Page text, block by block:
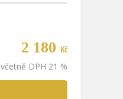
2 180 Kč
včetně DPH 21 %